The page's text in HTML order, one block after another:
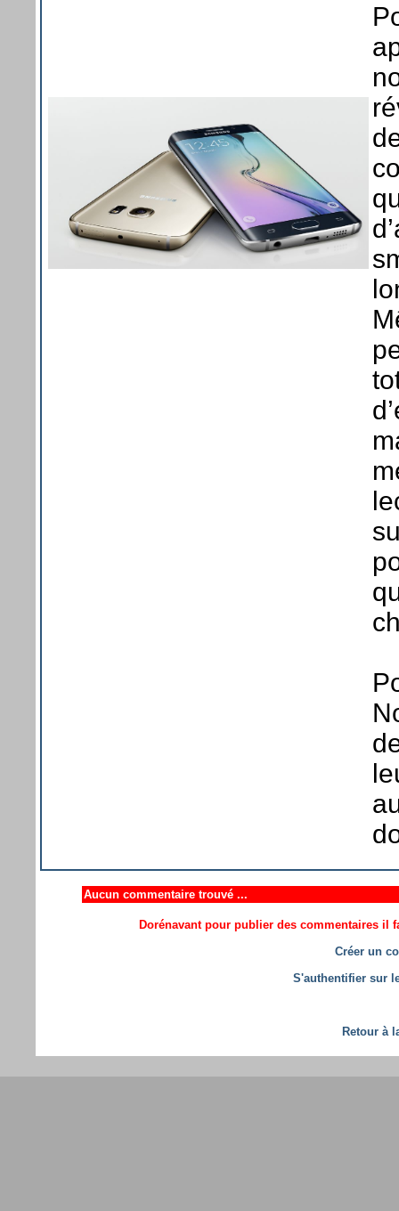
Aucun commentaire trouvé ...
Dorénavant pour publier des commentaires il
Créer un
S'authentifier sur
Retour à